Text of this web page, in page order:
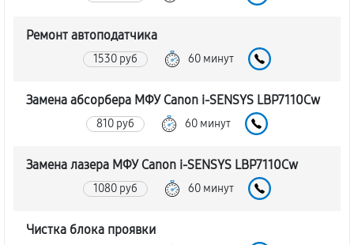
Ремонт автоподатчика
1530 руб 60 минут
Замена абсорбера МФУ Canon i-SENSYS LBP7110Cw
810 руб 60 минут
Замена лазера МФУ Canon i-SENSYS LBP7110Cw
1080 руб 60 минут
Чистка блока проявки